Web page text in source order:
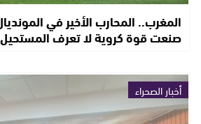
المغرب.. المحارب الأخير في
صنعت قوة كروية لا تعرف المستحيل
أخبار الصحراء